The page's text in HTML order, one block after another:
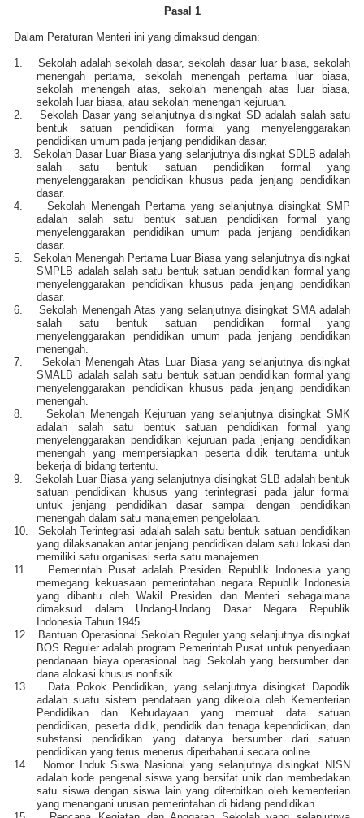
Pasal 1
Dalam Peraturan Menteri ini yang dimaksud dengan:
1.
Sekolah adalah sekolah dasar, sekolah dasar luar biasa, sekolah
menengah pertama, sekolah menengah pertama luar biasa,
sekolah menengah atas, sekolah menengah atas luar biasa,
sekolah luar biasa, atau sekolah menengah kejuruan.
2.
Sekolah Dasar yang selanjutnya disingkat SD adalah salah satu
bentuk satuan pendidikan formal yang menyelenggarakan
pendidikan umum pada jenjang pendidikan dasar.
3.
Sekolah Dasar Luar Biasa yang selanjutnya disingkat SDLB adalah
salah satu bentuk satuan pendidikan formal yang
menyelenggarakan pendidikan khusus pada jenjang pendidikan
dasar.
4.
Sekolah Menengah Pertama yang selanjutnya disingkat SMP
adalah salah satu bentuk satuan pendidikan formal yang
menyelenggarakan pendidikan umum pada jenjang pendidikan
dasar.
5.
Sekolah Menengah Pertama Luar Biasa yang selanjutnya disingkat
SMPLB adalah salah satu bentuk satuan pendidikan formal yang
menyelenggarakan pendidikan khusus pada jenjang pendidikan
dasar.
6.
Sekolah Menengah Atas yang selanjutnya disingkat SMA adalah
salah satu bentuk satuan pendidikan formal yang
menyelenggarakan pendidikan umum pada jenjang pendidikan
menengah.
7.
Sekolah Menengah Atas Luar Biasa yang selanjutnya disingkat
SMALB adalah salah satu bentuk satuan pendidikan formal yang
menyelenggarakan pendidikan khusus pada jenjang pendidikan
menengah.
8.
Sekolah Menengah Kejuruan yang selanjutnya disingkat SMK
adalah salah satu bentuk satuan pendidikan formal yang
menyelenggarakan pendidikan kejuruan pada jenjang pendidikan
menengah yang mempersiapkan peserta didik terutama untuk
bekerja di bidang tertentu.
9.
Sekolah Luar Biasa yang selanjutnya disingkat SLB adalah bentuk
satuan pendidikan khusus yang terintegrasi pada jalur formal
untuk jenjang pendidikan dasar sampai dengan pendidikan
menengah dalam satu manajemen pengelolaan.
10.
Sekolah Terintegrasi adalah salah satu bentuk satuan pendidikan
yang dilaksanakan antar jenjang pendidikan dalam satu lokasi dan
memiliki satu organisasi serta satu manajemen.
11.
Pemerintah Pusat adalah Presiden Republik Indonesia yang
memegang kekuasaan pemerintahan negara Republik Indonesia
yang dibantu oleh Wakil Presiden dan Menteri sebagaimana
dimaksud dalam Undang-Undang Dasar Negara Republik
Indonesia Tahun 1945.
12.
Bantuan Operasional Sekolah Reguler yang selanjutnya disingkat
BOS Reguler adalah program Pemerintah Pusat untuk penyediaan
pendanaan biaya operasional bagi Sekolah yang bersumber dari
dana alokasi khusus nonfisik.
13.
Data Pokok Pendidikan, yang selanjutnya disingkat Dapodik
adalah suatu sistem pendataan yang dikelola oleh Kementerian
Pendidikan dan Kebudayaan yang memuat data satuan
pendidikan, peserta didik, pendidik dan tenaga kependidikan, dan
substansi pendidikan yang datanya bersumber dari satuan
pendidikan yang terus menerus diperbaharui secara online.
14.
Nomor Induk Siswa Nasional yang selanjutnya disingkat NISN
adalah kode pengenal siswa yang bersifat unik dan membedakan
satu siswa dengan siswa lain yang diterbitkan oleh kementerian
yang menangani urusan pemerintahan di bidang pendidikan.